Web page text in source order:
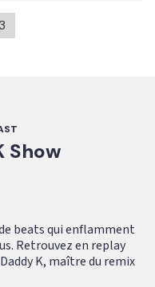
Show
beats qui enflamment
Retrouvez en replay
K, maître du remix